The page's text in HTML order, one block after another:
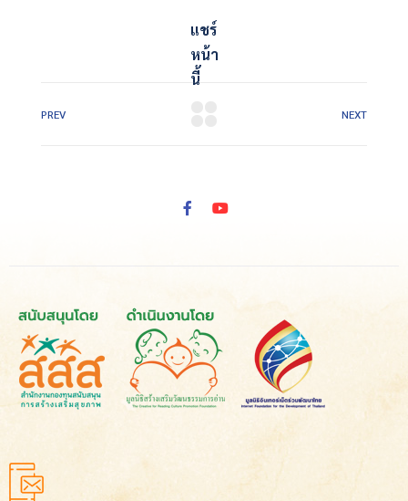
แชร์
หน้า
นี้
PREV NEXT